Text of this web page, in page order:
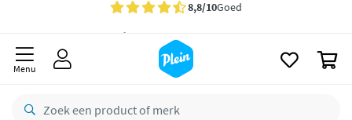
Gratisbezorging vanaf 35,- *
besteld,
retourneren
Menu